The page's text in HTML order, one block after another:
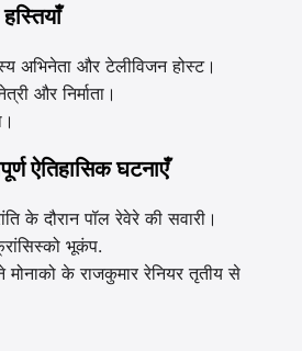
अभिनेता और टेलीविजन होस्ट।
और निर्माता।
ऐतिहासिक घटनाएँ
के दौरान पॉल रेवेरे की सवारी।
भूकंप.
के राजकुमार रेनियर तृतीय से